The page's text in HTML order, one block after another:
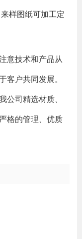
样图纸可加工定
意技术和产品从
客户共同发展。
公司精选材质、
格的管理、优质